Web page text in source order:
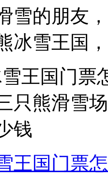
雪的朋友
冰雪王国
王国门票